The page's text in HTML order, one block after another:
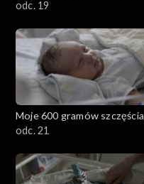
odc. 19
Moje 600 gramów szczęścia
odc. 21